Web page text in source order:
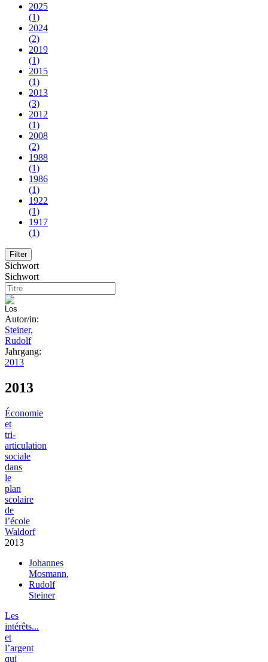
2025
(1)
2024
(2)
2019
(1)
2015
(1)
2013
(3)
2012
(1)
2008
(2)
1988
(1)
1986
(1)
1922
(1)
1917
(1)
Sichwort
Sichwort
Autor/in:
Steiner,
Rudolf
Jahrgang:
2013
2013
Économie
et
tri-
articulation
sociale
dans
le
plan
scolaire
de
l’école
Waldorf
2013
Johannes
Mosmann,
Rudolf
Steiner
Les
intérêts...
et
l’argent
qui